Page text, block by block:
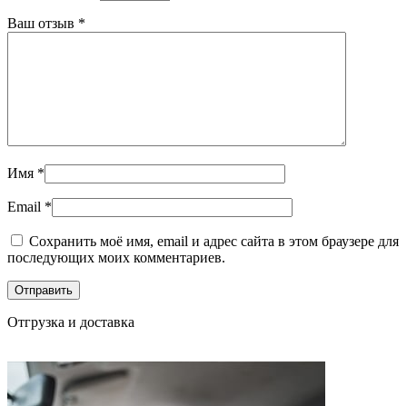
Ваш отзыв *
Имя *
Email *
Сохранить моё имя, email и адрес сайта в этом браузере для
последующих моих комментариев.
Отгрузка и доставка